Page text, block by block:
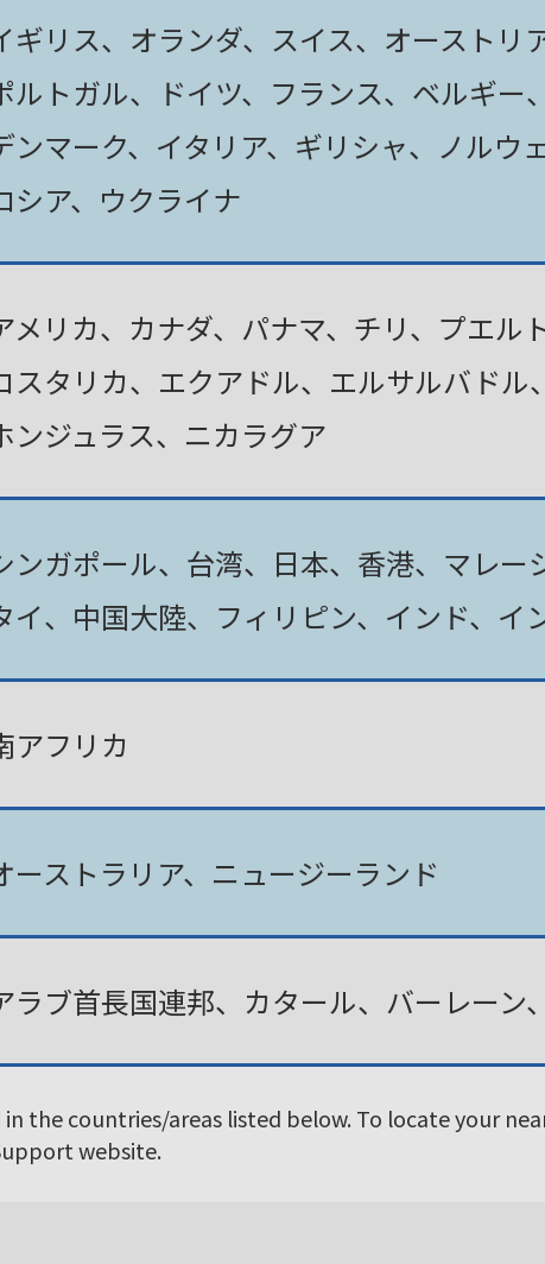
ギリス、オランダ、スイス、オーストリ
ルトガル、ドイツ、フランス、ベルギー
ンマーク、イタリア、ギリシャ、ノルウ
シア、ウクライナ
メリカ、カナダ、パナマ、チリ、プエル
スタリカ、エクアドル、エルサルバドル
ンジュラス、ニカラグア
ンガポール、台湾、日本、香港、マレー
イ、中国大陸、フィリピン、インド、イ
アフリカ
ーストラリア、ニュージーランド
ラブ首長国連邦、カタール、バーレーン
the countries/areas listed below. To locate your
website.